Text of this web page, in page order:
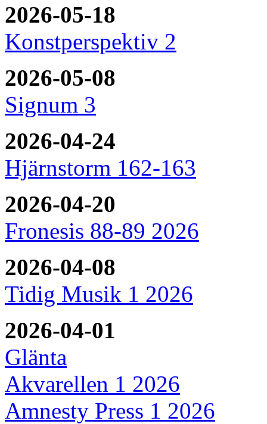
2026-05-18
Konstperspektiv 2
2026-05-08
Signum 3
2026-04-24
Hjärnstorm 162-163
2026-04-20
Fronesis 88-89 2026
2026-04-08
Tidig Musik 1 2026
2026-04-01
Glänta
Akvarellen 1 2026
Amnesty Press 1 2026